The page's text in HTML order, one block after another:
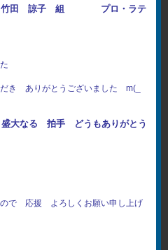
田 諒子 組 プロ・ラテ
き ありがとうございました m(_
大なる 拍手 どうもありがとう
で 応援 よろしくお願い申し上げ